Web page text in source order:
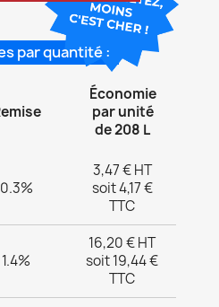
par quantité :
Économie
par unité
de 208 L
0.3%
3,47 € HT
soit 4,17 €
TTC
1.4%
16,20 € HT
soit 19,44 €
TTC